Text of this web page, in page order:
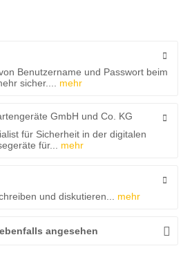
Benutzername und Passwort beim
sicher....
mehr
GmbH und Co. KG
für Sicherheit in der digitalen
für...
mehr
und diskutieren...
mehr
angesehen